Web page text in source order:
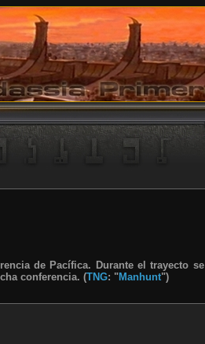
de Pacífica. Durante el trayecto se
conferencia. (TNG: "Manhunt")